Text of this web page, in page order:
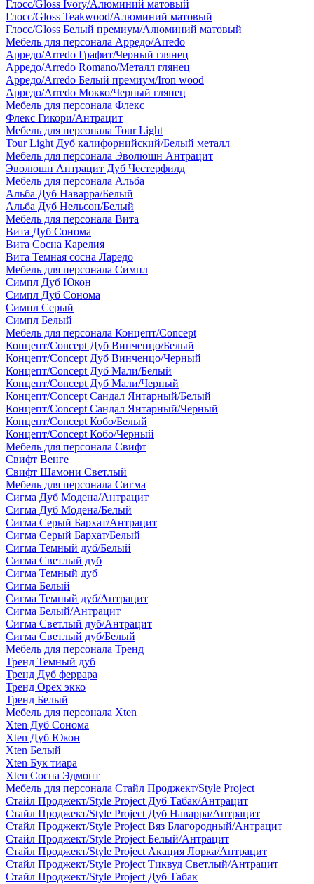
Глосс/Gloss Ivory/Алюминий матовый
Глосс/Gloss Teakwood/Алюминий матовый
Глосс/Gloss Белый премиум/Алюминий матовый
Мебель для персонала Арредо/Arredo
Арредо/Arredo Графит/Черный глянец
Арредо/Arredo Romano/Металл глянец
Арредо/Arredo Белый премиум/Iron wood
Арредо/Arredo Мокко/Черный глянец
Мебель для персонала Флекс
Флекс Гикори/Антрацит
Мебель для персонала Tour Light
Tour Light Дуб калифорнийский/Белый металл
Мебель для персонала Эволюшн Антрацит
Эволюшн Антрацит Дуб Честерфилд
Мебель для персонала Альба
Альба Дуб Наварра/Белый
Альба Дуб Нельсон/Белый
Мебель для персонала Вита
Вита Дуб Сонома
Вита Сосна Карелия
Вита Темная сосна Ларедо
Мебель для персонала Симпл
Симпл Дуб Юкон
Симпл Дуб Сонома
Симпл Серый
Симпл Белый
Мебель для персонала Концепт/Concept
Концепт/Concept Дуб Винченцо/Белый
Концепт/Concept Дуб Винченцо/Черный
Концепт/Concept Дуб Мали/Белый
Концепт/Concept Дуб Мали/Черный
Концепт/Concept Сандал Янтарный/Белый
Концепт/Concept Сандал Янтарный/Черный
Концепт/Concept Кобо/Белый
Концепт/Concept Кобо/Черный
Мебель для персонала Свифт
Свифт Венге
Свифт Шамони Светлый
Мебель для персонала Сигма
Сигма Дуб Модена/Антрацит
Сигма Дуб Модена/Белый
Сигма Серый Бархат/Антрацит
Сигма Серый Бархат/Белый
Сигма Темный дуб/Белый
Сигма Светлый дуб
Сигма Темный дуб
Сигма Белый
Сигма Темный дуб/Антрацит
Сигма Белый/Антрацит
Сигма Светлый дуб/Антрацит
Сигма Светлый дуб/Белый
Мебель для персонала Тренд
Тренд Темный дуб
Тренд Дуб феррара
Тренд Орех экко
Тренд Белый
Мебель для персонала Xten
Xten Дуб Сонома
Xten Дуб Юкон
Xten Белый
Xten Бук тиара
Xten Сосна Эдмонт
Мебель для персонала Стайл Проджект/Style Project
Стайл Проджект/Style Project Дуб Табак/Антрацит
Стайл Проджект/Style Project Дуб Наварра/Антрацит
Стайл Проджект/Style Project Вяз Благородный/Антрацит
Стайл Проджект/Style Project Белый/Антрацит
Стайл Проджект/Style Project Акация Лорка/Антрацит
Стайл Проджект/Style Project Тиквуд Светлый/Антрацит
Стайл Проджект/Style Project Дуб Табак